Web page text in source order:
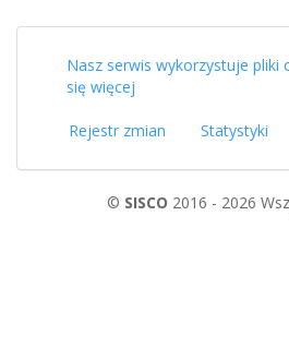
Nasz serwis wykorzystuje pliki
się więcej
Rejestr zmian Statystyki
© SISCO 2016 - 2026